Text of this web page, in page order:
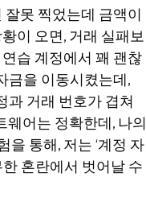
잘못 찍었는데 금액이
이 오면, 거래 실패보
습 계정에서 꽤 괜찮
금을 이동시켰는데,
과 거래 번호가 겹쳐
어는 정확한데, 나의
통해, 저는 ‘계정 자
혼란에서 벗어날 수